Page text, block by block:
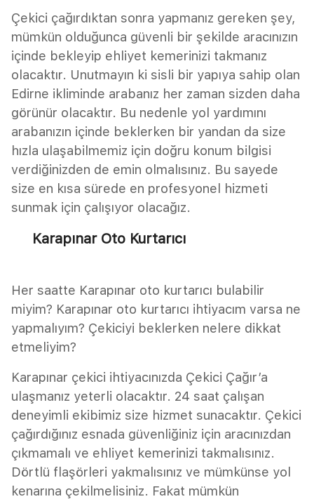
Çekici çağırdıktan sonra yapmanız gereken şey,
mümkün olduğunca güvenli bir şekilde aracınızın
içinde bekleyip ehliyet kemerinizi takmanız
olacaktır. Unutmayın ki sisli bir yapıya sahip olan
Edirne ikliminde arabanız her zaman sizden daha
görünür olacaktır. Bu nedenle yol yardımını
arabanızın içinde beklerken bir yandan da size
hızla ulaşabilmemiz için doğru konum bilgisi
verdiğinizden de emin olmalısınız. Bu sayede
size en kısa sürede en profesyonel hizmeti
sunmak için çalışıyor olacağız.
Karapınar Oto Kurtarıcı
Her saatte Karapınar oto kurtarıcı bulabilir
miyim? Karapınar oto kurtarıcı ihtiyacım varsa ne
yapmalıyım? Çekiciyi beklerken nelere dikkat
etmeliyim?
Karapınar çekici ihtiyacınızda Çekici Çağır’a
ulaşmanız yeterli olacaktır. 24 saat çalışan
deneyimli ekibimiz size hizmet sunacaktır. Çekici
çağırdığınız esnada güvenliğiniz için aracınızdan
çıkmamalı ve ehliyet kemerinizi takmalısınız.
Dörtlü flaşörleri yakmalısınız ve mümkünse yol
kenarına çekilmelisiniz. Fakat mümkün